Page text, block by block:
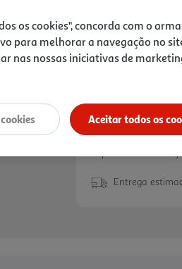
Notas de preparação
Entrega
os cookies", concorda com o
para melhorar a navegação no
nas nossas iniciativas de
Aceitar todos os